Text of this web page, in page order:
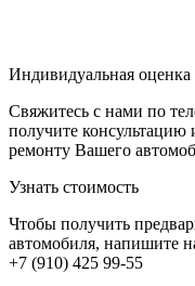
Индивидуальная оценка
Свяжитесь с нами по
получите
ремонту Вашего
Узнать стоимость
Чтобы получить
автомобиля, напишите
+7 (910) 425 99-55